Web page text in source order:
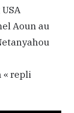
Aoun au
« repli